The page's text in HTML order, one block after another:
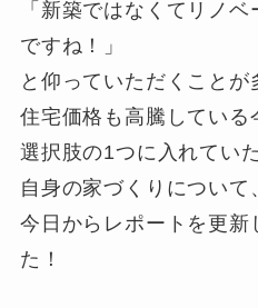
「新築ではなくてリノ
ですね！」
と仰っていただくことが
住宅価格も高騰している
選択肢の1つに入れてい
自身の家づくりについて
今日からレポートを更新
た！